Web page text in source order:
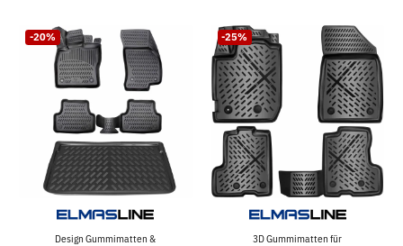
-20%
Design Gummimatten &
-25%
3D Gummimatten für